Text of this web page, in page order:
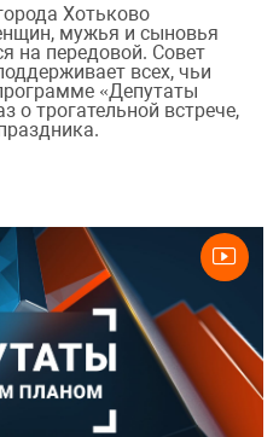
Хотьково
мужья и сыновья
на передовой. Совет
всех, чьи
«Депутаты
о трогательной встрече,